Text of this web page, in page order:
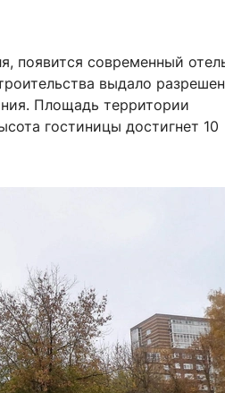
появится современный
выдало
Площадь территории
гостиницы достигнет 10